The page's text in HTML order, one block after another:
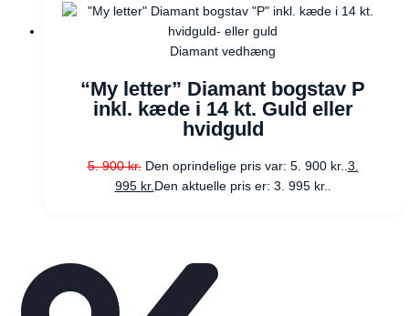
Diamant vedhæng
“My letter” Diamant bogstav P
inkl. kæde i 14 kt. Guld eller
hvidguld
5. 900kr. Den oprindelige pris var: 5. 900 kr.. 3.
995 kr. Den aktuelle pris er: 3. 995 kr..